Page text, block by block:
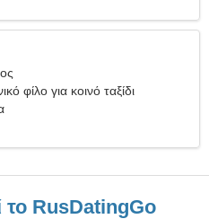
φίλο για κοινό ταξίδι
το RusDatingGo